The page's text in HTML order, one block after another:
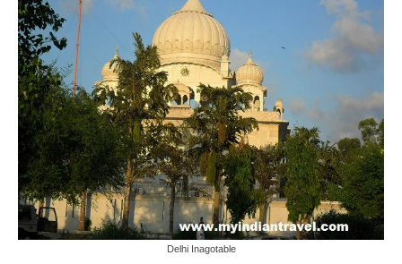
Delhi Inagotable